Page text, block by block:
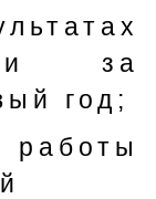
за
год;